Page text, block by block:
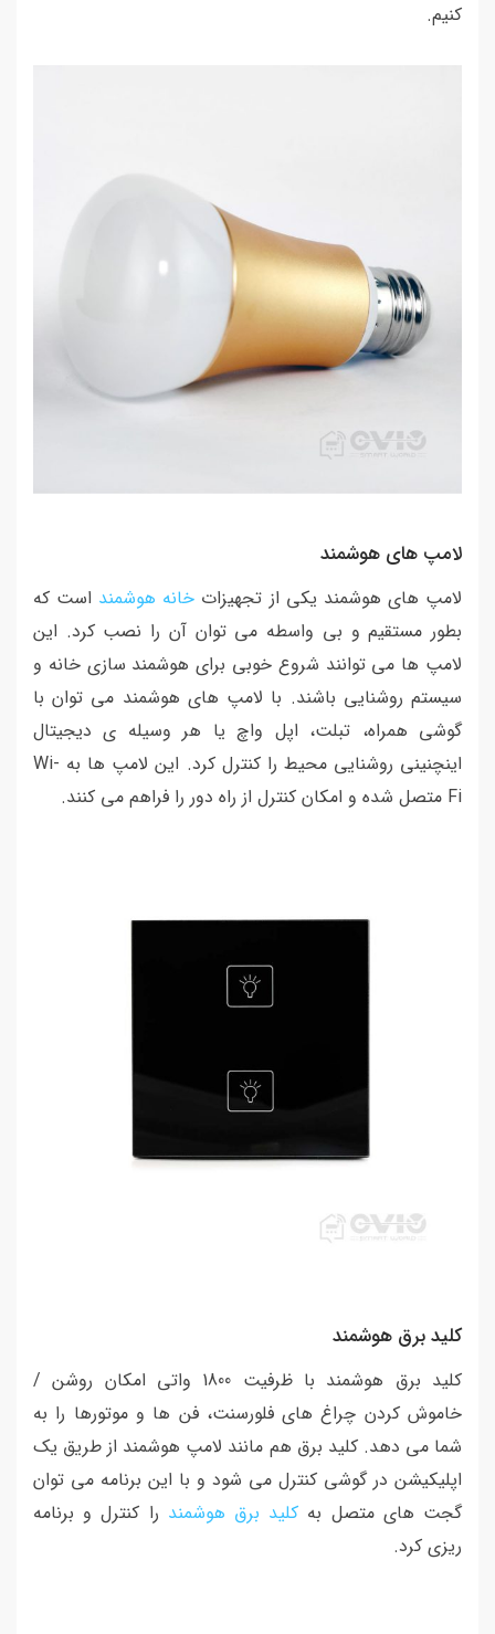
کنیم.
لامپ های هوشمند
لامپ های هوشمند یکی از تجهیزات خانه هوشمند است که
بطور مستقیم و بی واسطه می توان آن را نصب کرد. این
لامپ ها می توانند شروع خوبی برای هوشمند سازی خانه و
سیستم روشنایی باشند. با لامپ های هوشمند می توان با
گوشی همراه، تبلت، اپل واچ یا هر وسیله ی دیجیتال
اینچنینی روشنایی محیط را کنترل کرد. این لامپ ها به Wi-
Fi متصل شده و امکان کنترل از راه دور را فراهم می کنند.
کلید برق هوشمند
کلید برق هوشمند با ظرفیت 1800 واتی امکان روشن /
خاموش کردن چراغ های فلورسنت، فن ها و موتورها را به
شما می دهد. کلید برق هم مانند لامپ هوشمند از طریق یک
اپلیکیشن در گوشی کنترل می شود و با این برنامه می توان
گجت های متصل به کلید برق هوشمند را کنترل و برنامه
ریزی کرد.